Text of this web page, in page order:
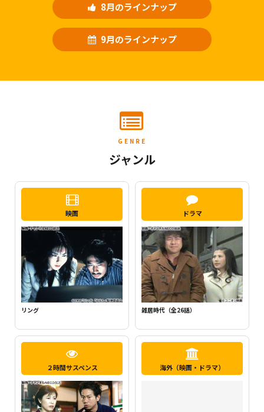
8月のラインナップ
9月のラインナップ
GENRE
ジャンル
映画
らせん
ドラマ
新・ミナミの帝王1（千原ジュニア主
２時間サスペンス 海外（映画・ドラマ）